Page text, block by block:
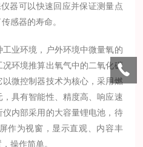
器可以快速回应并保证测量点
感器的寿命。
业环境，户外环境中微量氧的
环境推算出氧气中的二氧化碳
微控制器技术为核心，采用燃
具有智能性、精度高、响应速
内部采用的大容量锂电池，待
作为视窗，显示直观、内容丰
操作简单。